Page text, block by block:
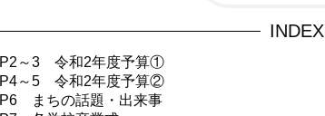
INDEX
P2～3 令和2年度予算①
P4～5 令和2年度予算②
P6 まちの話題・出来事